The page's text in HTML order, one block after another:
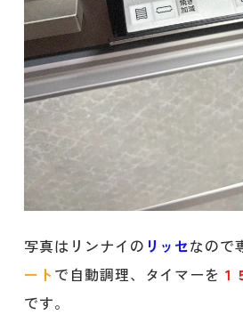
写真はリンナイの リッセなので
ートで自動調理、タイマーを １
です。